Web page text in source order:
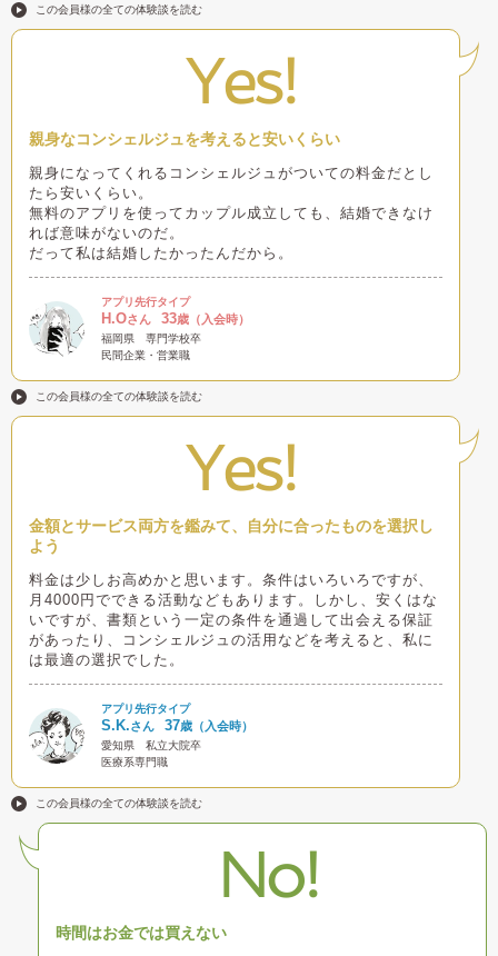
この会員様の全ての体験談を読む
Yes!
親身なコンシェルジュを考えると安いくらい
親身になってくれるコンシェルジュがついての料金だとし
たら安いくらい。
無料のアプリを使ってカップル成立しても、結婚できなけ
れば意味がないのだ。
だって私は結婚したかったんだから。
アプリ先行タイプ
H.Oさん 33歳（入会時）
福岡県
専門学校卒
民間企業・営業職
この会員様の全ての体験談を読む
Yes!
金額とサービス両方を鑑みて、自分に合ったものを選択し
よう
料金は少しお高めかと思います。条件はいろいろですが、
月4000円でできる活動などもあります。しかし、安くはな
いですが、書類という一定の条件を通過して出会える保証
があったり、コンシェルジュの活用などを考えると、私に
は最適の選択でした。
アプリ先行タイプ
S.K.さん 37歳（入会時）
愛知県
私立大院卒
医療系専門職
この会員様の全ての体験談を読む
No!
時間はお金では買えない